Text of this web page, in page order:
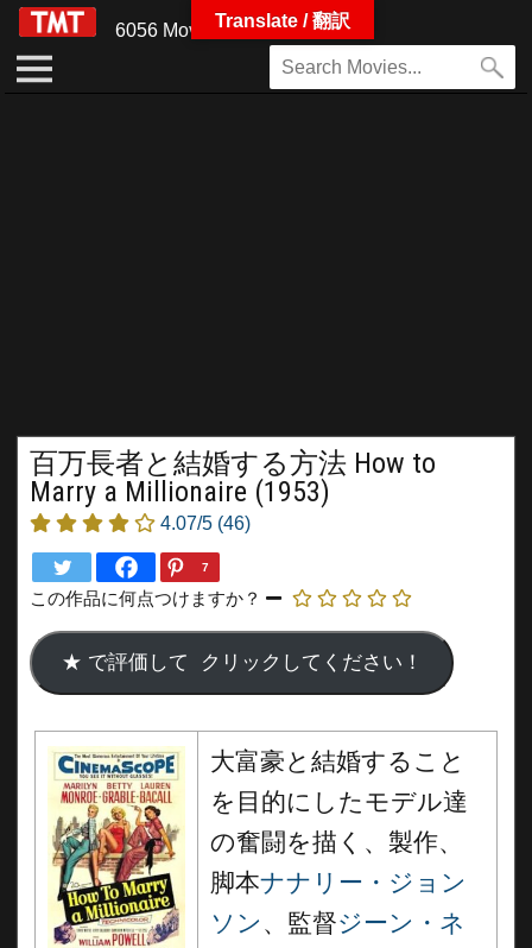
6056 Movies
百万長者と結婚する方法 How to
Marry a Millionaire (1953)
4.07/5 (46)
7
この作品に何点つけますか？
大富豪と結婚すること
を目的にしたモデル達
の奮闘を描く、製作、
脚本ナナリー・ジョン
ソン 、監督ジーン・ネ
Translate / 翻訳